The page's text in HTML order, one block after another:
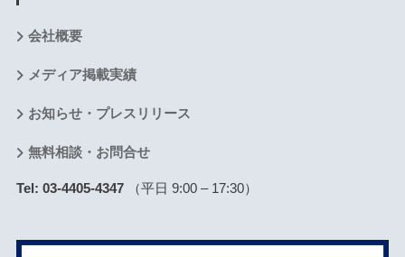
会社概要
メディア掲載実績
お知らせ・プレスリリース
無料相談・お問合せ
Tel: 03-4405-4347（平日 9:00 – 17:30）